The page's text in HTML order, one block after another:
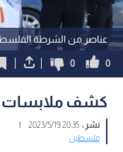
عناصر من الشرطة
0
0
كشف ملابسات
نشر :20:35 2023/5/19
|
فلسطين